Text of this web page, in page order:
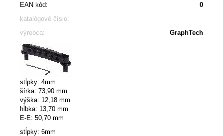
EAN kód:
0
katalógové číslo:
výrobca:
GraphTech
stĺpky: 4mm
šírka: 73,90 mm
výška: 12,18 mm
hĺbka: 13,70 mm
E-E: 50,70 mm
stĺpky: 6mm